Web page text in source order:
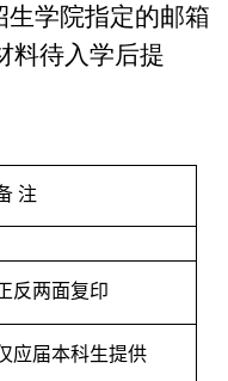
学院指定的邮箱
料待入学后提
注
反两面复印
应届本科生提供